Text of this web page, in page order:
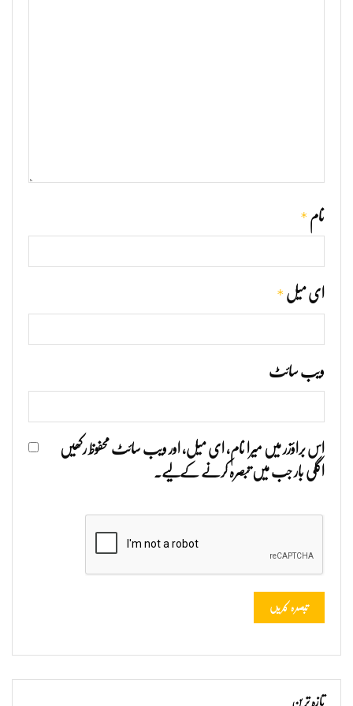
نام *
ای میل *
ویب‌ سائٹ
اس براؤزر میں میرا نام، ای میل، اور ویب سائٹ محفوظ رکھیں
اگلی بار جب میں تبصرہ کرنے کےلیے۔
تازہ ترین